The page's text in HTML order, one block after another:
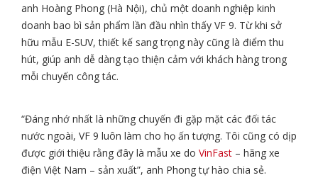
anh Hoàng Phong (Hà Nội), chủ một doanh nghiệp kinh
doanh bao bì sản phẩm lần đầu nhìn thấy VF 9. Từ khi sở
hữu mẫu E-SUV, thiết kế sang trọng này cũng là điểm thu
hút, giúp anh dễ dàng tạo thiện cảm với khách hàng trong
mỗi chuyến công tác.
“Đáng nhớ nhất là những chuyến đi gặp mặt các đối tác
nước ngoài, VF 9 luôn làm cho họ ấn tượng. Tôi cũng có dịp
được giới thiệu rằng đây là mẫu xe do VinFast – hãng xe
điện Việt Nam – sản xuất”, anh Phong tự hào chia sẻ.